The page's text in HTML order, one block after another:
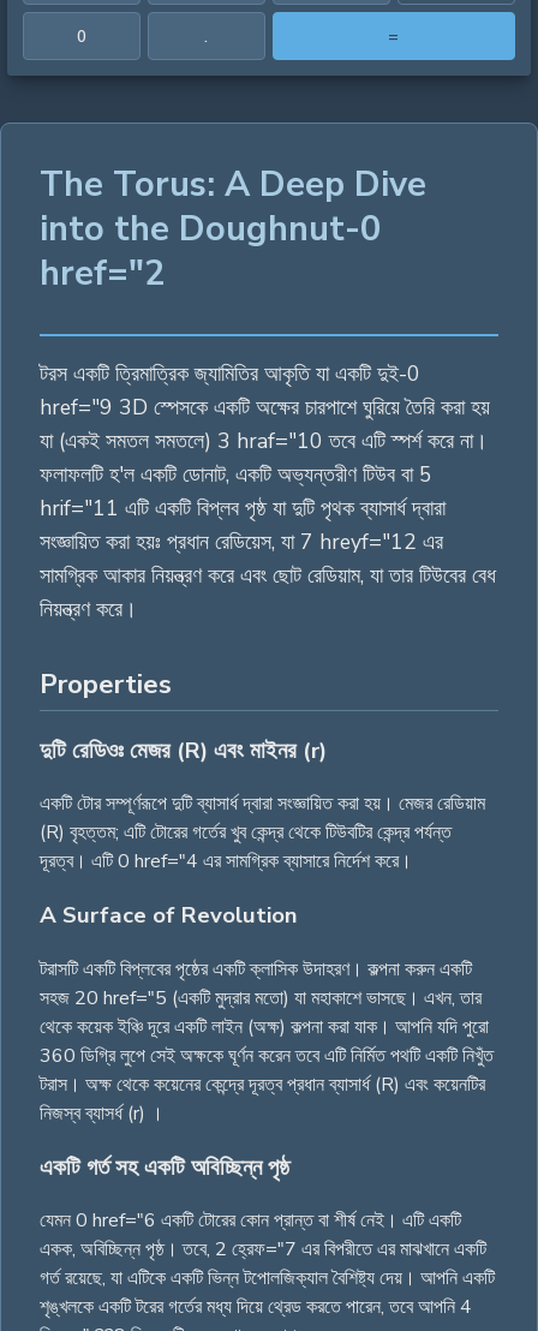
0 . =
The Torus: A Deep Dive
into the Doughnut-0
href="2
টরস একটি ত্রিমাত্রিক জ্যামিতির আকৃতি যা একটি দুই-0
href="9 3D স্পেসকে একটি অক্ষের চারপাশে ঘুরিয়ে তৈরি করা হয়
যা (একই সমতল সমতলে) 3 hraf="10 তবে এটি স্পর্শ করে না।
ফলাফলটি হ'ল একটি ডোনাট, একটি অভ্যন্তরীণ টিউব বা 5
hrif="11 এটি একটি বিপ্লব পৃষ্ঠ যা দুটি পৃথক ব্যাসার্ধ দ্বারা
সংজ্ঞায়িত করা হয়ঃ প্রধান রেডিয়েস, যা 7 hreyf="12 এর
সামগ্রিক আকার নিয়ন্ত্রণ করে এবং ছোট রেডিয়াম, যা তার টিউবের বেধ
নিয়ন্ত্রণ করে।
Properties
দুটি রেডিওঃ মেজর (R) এবং মাইনর (r)
একটি টোর সম্পূর্ণরূপে দুটি ব্যাসার্ধ দ্বারা সংজ্ঞায়িত করা হয়। মেজর রেডিয়াম
(R) বৃহত্তম; এটি টোরের গর্তের খুব কেন্দ্র থেকে টিউবটির কেন্দ্র পর্যন্ত
দূরত্ব। এটি 0 href="4 এর সামগ্রিক ব্যাসারে নির্দেশ করে।
A Surface of Revolution
টরাসটি একটি বিপ্লবের পৃষ্ঠের একটি ক্লাসিক উদাহরণ। কল্পনা করুন একটি
সহজ 20 href="5 (একটি মুদ্রার মতো) যা মহাকাশে ভাসছে। এখন, তার
থেকে কয়েক ইঞ্চি দূরে একটি লাইন (অক্ষ) কল্পনা করা যাক। আপনি যদি পুরো
360 ডিগ্রি লুপে সেই অক্ষকে ঘূর্ণন করেন তবে এটি নির্মিত পথটি একটি নিখুঁত
টরাস। অক্ষ থেকে কয়েনের কেন্দ্রে দূরত্ব প্রধান ব্যাসার্ধ (R) এবং কয়েনটির
নিজস্ব ব্যাসর্ধ (r) ।
একটি গর্ত সহ একটি অবিচ্ছিন্ন পৃষ্ঠ
যেমন 0 href="6 একটি টোরের কোন প্রান্ত বা শীর্ষ নেই। এটি একটি
একক, অবিচ্ছিন্ন পৃষ্ঠ। তবে, 2 হ্রেফ="7 এর বিপরীতে এর মাঝখানে একটি
গর্ত রয়েছে, যা এটিকে একটি ভিন্ন টপোলজিক্যাল বৈশিষ্ট্য দেয়। আপনি একটি
শৃঙ্খলকে একটি টরের গর্তের মধ্য দিয়ে থ্রেড করতে পারেন, তবে আপনি 4